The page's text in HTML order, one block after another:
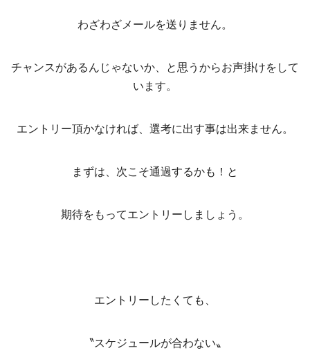
わざわざメールを送りません。
チャンスがあるんじゃないか、と思うからお声掛けをして
います。
エントリー頂かなければ、選考に出す事は出来ません。
まずは、次こそ通過するかも！と
期待をもってエントリーしましょう。
エントリーしたくても、
〝スケジュールが合わない〟